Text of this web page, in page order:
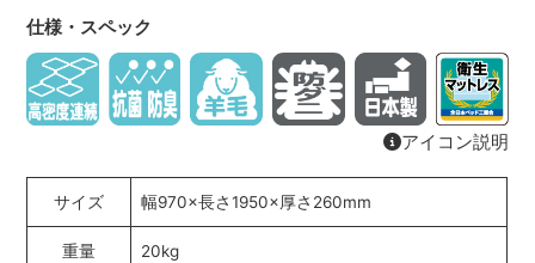
仕様・スペック
アイコン説明
サイズ 幅970×長さ1950×厚さ260mm
重量 20kg